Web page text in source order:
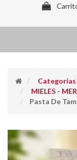
Categorías
MIELES -
Pasta De